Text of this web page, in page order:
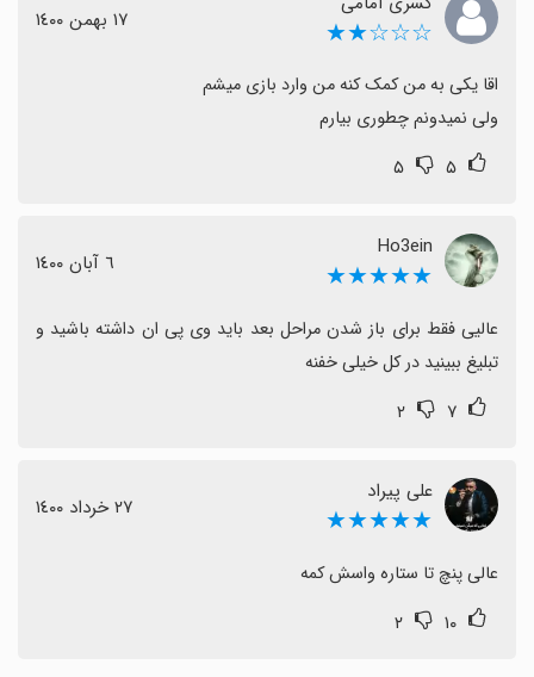
☆☆☆★★ ١٧ بهمن ١٤٠٠
ولی نمیدونم چطوری بیارم
۵ ۵
Ho3ein
★★★★★ ٦ آبان ١٤٠٠
تبلیغ ببینید در کل خیلی خفنه
۷ ۲
علی پیراد
★★★★★ ٢٧ خرداد ١٤٠٠
عالی پنچ تا ستاره واسش کمه
۱۰ ۲